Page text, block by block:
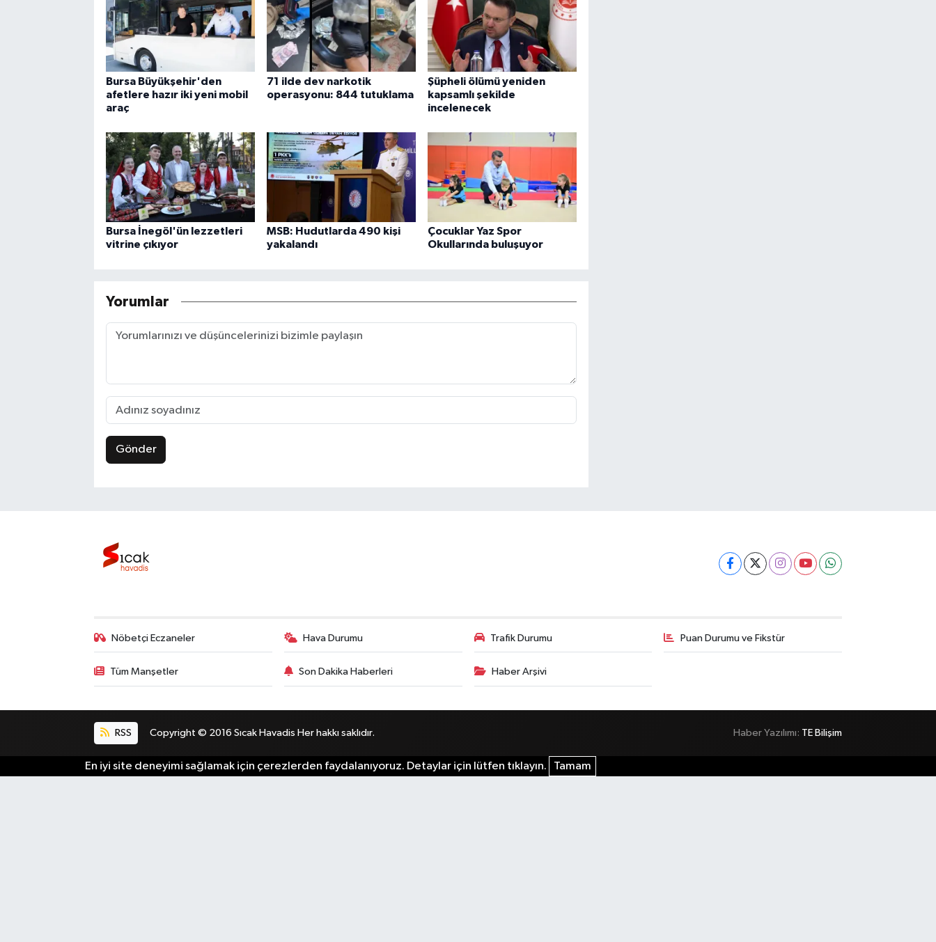
Bursa Büyükşehir'den
afetlere hazır iki yeni mobil
araç
71 ilde dev narkotik
operasyonu: 844 tutuklama
Şüpheli ölümü yeniden
kapsamlı şekilde
incelenecek
Bursa İnegöl'ün lezzetleri
vitrine çıkıyor
MSB: Hudutlarda 490 kişi
yakalandı
Çocuklar Yaz Spor
Okullarında buluşuyor
Yorumlar
Gönder
Nöbetçi Eczaneler Hava Durumu Trafik Durumu Puan Durumu ve Fikstür
Tüm Manşetler Son Dakika Haberleri Haber Arşivi
RSS Copyright © 2016 Sıcak Havadis Her hakkı saklıdır. Haber Yazılımı: TE Bilişim
En iyi site deneyimi sağlamak için çerezlerden faydalanıyoruz. Detaylar için lütfen tıklayın. Tamam